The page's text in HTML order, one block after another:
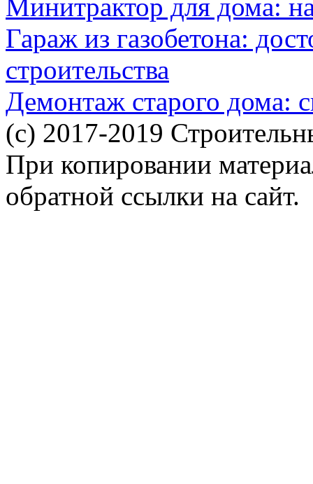
Минитрактор для дома:
Гараж из газобетона:
строительства
Демонтаж старого дома:
(c) 2017-2019
При копировании
обратной ссылки на сайт.